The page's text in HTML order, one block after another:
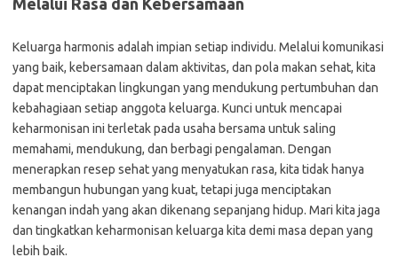
Melalui Rasa dan Kebersamaan
Keluarga harmonis adalah impian setiap individu. Melalui komunikasi
yang baik, kebersamaan dalam aktivitas, dan pola makan sehat, kita
dapat menciptakan lingkungan yang mendukung pertumbuhan dan
kebahagiaan setiap anggota keluarga. Kunci untuk mencapai
keharmonisan ini terletak pada usaha bersama untuk saling
memahami, mendukung, dan berbagi pengalaman. Dengan
menerapkan resep sehat yang menyatukan rasa, kita tidak hanya
membangun hubungan yang kuat, tetapi juga menciptakan
kenangan indah yang akan dikenang sepanjang hidup. Mari kita jaga
dan tingkatkan keharmonisan keluarga kita demi masa depan yang
lebih baik.